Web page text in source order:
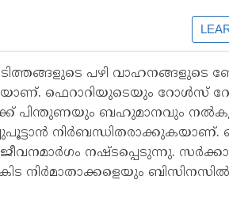
പഴി വാഹനങ്ങളുടെ
ഫെറാറിയുടെയും റോൾസ്
പിന്തുണയും ബഹുമാനവും
നിർബന്ധിതരാക്കുകയാണ്.
നഷ്ടപ്പെടുന്നു.